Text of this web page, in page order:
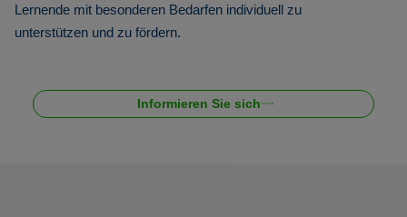
Lernende mit besonderen Bedarfen individuell zu
unterstützen und zu fördern.
Informieren Sie sich